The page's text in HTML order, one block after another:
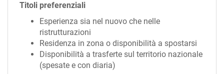
Titoli preferenziali
Esperienza sia nel nuovo che nelle
ristrutturazioni
Residenza in zona o disponibilità a spostarsi
Disponibilità a trasferte sul territorio nazionale
(spesate e con diaria)